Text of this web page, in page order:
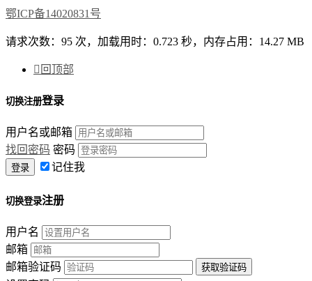
鄂ICP备14020831号
请求次数：95 次，加载用时：0.723 秒，内存占用：14.27 MB
 回顶部
切换注册登录
用户名或邮箱
找回密码 密码
记住我
切换登录注册
用户名
邮箱
邮箱验证码